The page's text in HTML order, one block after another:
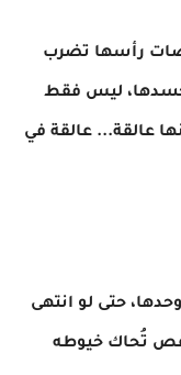
رأسها تضرب
ليس فقط
عالقة... عالقة في
حتى لو انتهى
قفص تُحاك خيوطه